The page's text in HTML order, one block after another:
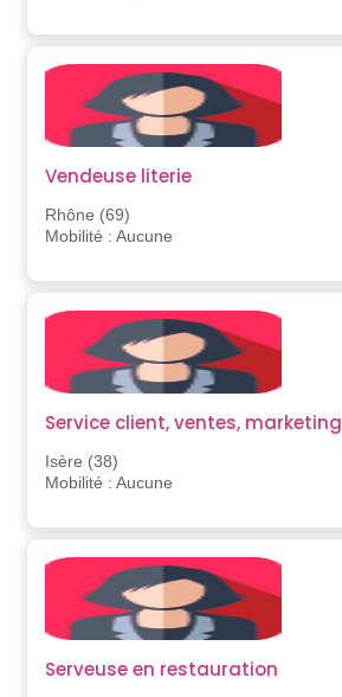
Vendeuse literie
Rhône (69)
Mobilité : Aucune
Service client, ventes, marketing
Isère (38)
Mobilité : Aucune
Serveuse en restauration